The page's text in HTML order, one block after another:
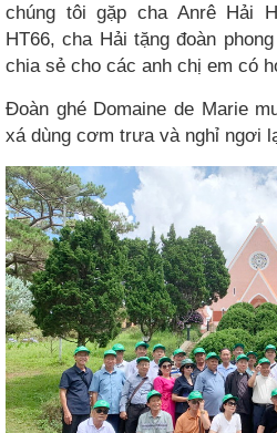
chúng tôi gặp cha Anrê Hải
HT66, cha Hải tặng đoàn
chia sẻ cho các anh chị em có
Đoàn ghé Domaine de Marie
xá dùng cơm trưa và nghỉ ngơi